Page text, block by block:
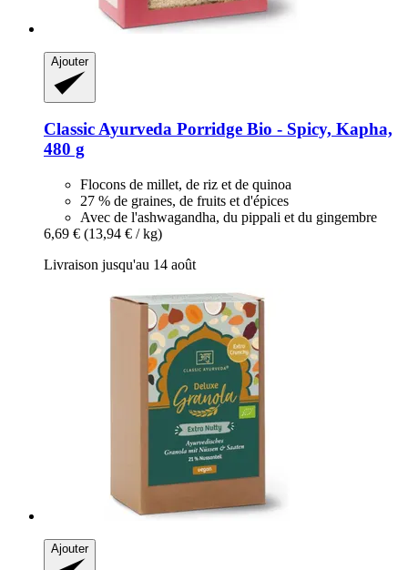
Ajouter
Classic Ayurveda Porridge Bio -​ Spicy, Kapha,
480 g
Flocons de millet, de riz et de quinoa
27 % de graines, de fruits et d'épices
Avec de l'ashwagandha, du pippali et du gingembre
6,69 € (13,94 € / kg)
Livraison jusqu'au 14 août
Ajouter